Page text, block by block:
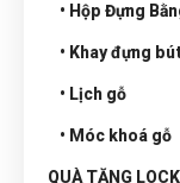
• Hộp Đựng
• Khay đựng
• Lịch gỗ
• Móc khoá gỗ
QUÀ TẶNG